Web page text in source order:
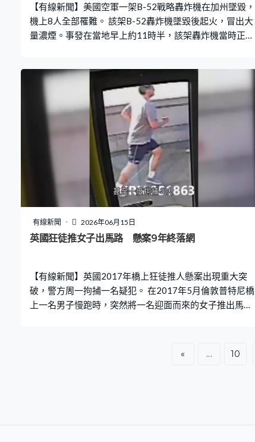
止所有戰線的軍事行動，包括黎巴嫩，但有華府官員指協
【有線新聞】美國空軍一架B-52戰略轟炸機在加州墜毀，
機上8人全部罹難。 該架B-52轟炸機墜毀後起火，冒出大
量濃煙。事發在當地早上約11時半，該架轟炸機當時正進
斷無人生還，其中兩人是波音公司僱員。已成立委員會調
查事件起因，整個過程可能需時六個月。
有線新聞 2026年06月15日
英國狂徒推女子出馬路 懸案9年終落網
【有線新聞】英國2017年橋上狂徒推人懸案出現重大突
破，警方周一拘捕一名疑犯。 在2017年5月倫敦普特尼橋
上一名男子慢跑時，突然將一名迎面而來的女子推出馬
« ... 10